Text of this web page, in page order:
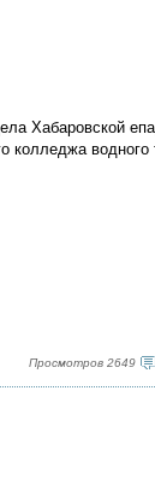
Хабаровской
колледжа водного
Просмотров 2649